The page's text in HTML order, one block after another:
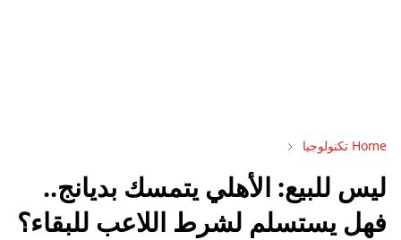
Home تكنولوجيا
ليس للبيع: الأهلي يتمسك بديانج..
فهل يستسلم لشرط اللاعب للبقاء؟